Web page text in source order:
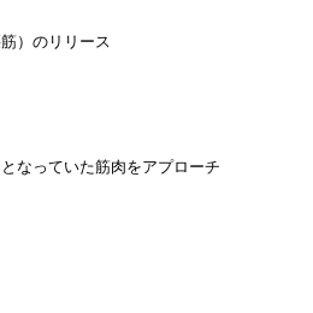
）のリリース
なっていた筋肉をアプローチ